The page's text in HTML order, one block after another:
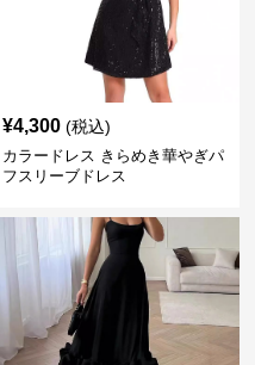
¥4,300 (税込)
カラードレス きらめき華やぎパ
フスリーブドレス